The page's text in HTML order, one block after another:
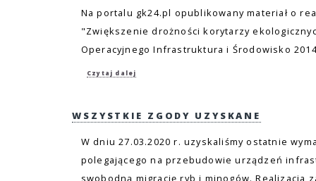
Na portalu gk24.pl opublikowany materiał o
"Zwiększenie drożności korytarzy
Operacyjnego Infrastruktura i Środowisko
Czytaj dalej
WSZYSTKIE ZGODY UZYSKANE
W dniu 27.03.2020 r. uzyskaliśmy ostatnie
polegającego na przebudowie urządzeń
swobodną migrację ryb i minogów. Realizacja